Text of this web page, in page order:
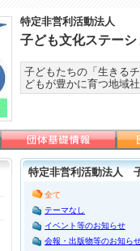
特定非営利活動法人
子ども文化ステーシ
子どもたちの「生きる
どもが豊かに育つ地域
特定非営利活動法人
全て
テーマなし
イベント等のお知らせ
会報・出版物等のお知ら